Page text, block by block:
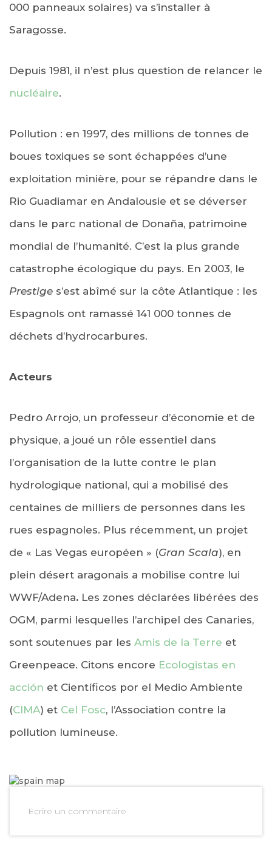
000 panneaux solaires) va s’installer à
Saragosse.
Depuis 1981, il n’est plus question de relancer le
nucléaire.
Pollution : en 1997, des millions de tonnes de
boues toxiques se sont échappées d’une
exploitation minière, pour se répandre dans le
Rio Guadiamar en Andalousie et se déverser
dans le parc national de Donaña, patrimoine
mondial de l’humanité. C’est la plus grande
catastrophe écologique du pays. En 2003, le
Prestige s’est abîmé sur la côte Atlantique : les
Espagnols ont ramassé 141 000 tonnes de
déchets d’hydrocarbures.
Acteurs
Pedro Arrojo, un professeur d’économie et de
physique, a joué un rôle essentiel dans
l’organisation de la lutte contre le plan
hydrologique national, qui a mobilisé des
centaines de milliers de personnes dans les
rues espagnoles. Plus récemment, un projet
de « Las Vegas européen » (Gran Scala), en
plein désert aragonais a mobilise contre lui
WWF/Adena. Les zones déclarées libérées des
OGM, parmi lesquelles l’archipel des Canaries,
sont soutenues par les Amis de la Terre et
Greenpeace. Citons encore Ecologistas en
acción et Científicos por el Medio Ambiente
(CIMA) et Cel Fosc, l’Association contre la
pollution lumineuse.
Ecrire un commentaire